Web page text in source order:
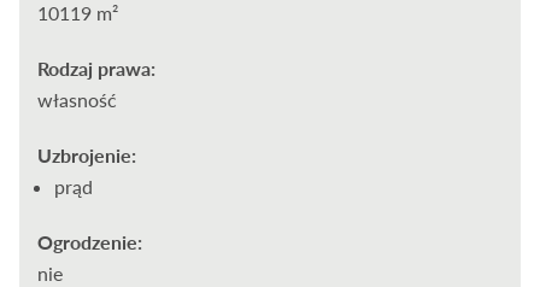
10119 m²
Rodzaj prawa:
własność
Uzbrojenie:
prąd
Ogrodzenie:
nie